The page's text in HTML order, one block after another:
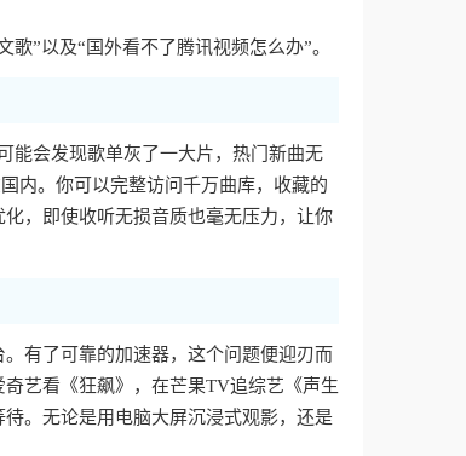
”以及“国外看不了腾讯视频怎么办”。
能会发现歌单灰了一大片，热门新曲无
内。你可以完整访问千万曲库，收藏的
，即使收听无损音质也毫无压力，让你
有了可靠的加速器，这个问题便迎刃而
艺看《狂飙》，在芒果TV追综艺《声生
。无论是用电脑大屏沉浸式观影，还是